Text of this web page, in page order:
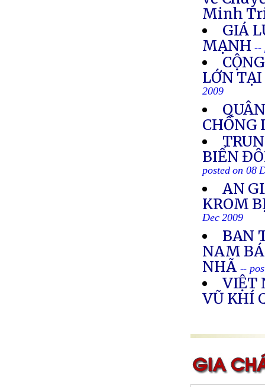
Minh
GIÁ
MẠNH --
LỚN
2009
CHỐNG
BIỂN
posted on 08
AN
KROM
Dec 2009
BAN
NAM
NHÃ --
VIỆT
VŨ KHÍ